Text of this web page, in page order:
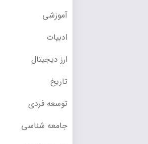
آموزشی
ادبیات
ارز دیجیتال
تاریخ
توسعه فردی
جامعه شناسی